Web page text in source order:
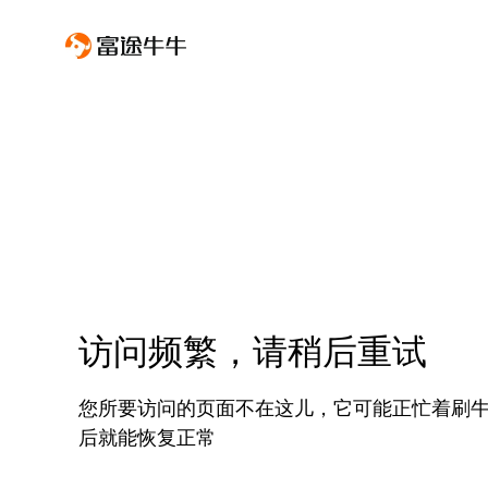
访问频繁，请稍后重试
您所要访问的页面不在这儿，它可能正忙着刷
后就能恢复正常